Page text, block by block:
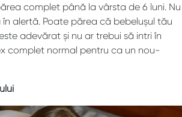
complet până la vârsta de 6 luni. Nu
alertă. Poate părea că bebelușul tău
adevărat și nu ar trebui să intri în
complet normal pentru ca un nou-